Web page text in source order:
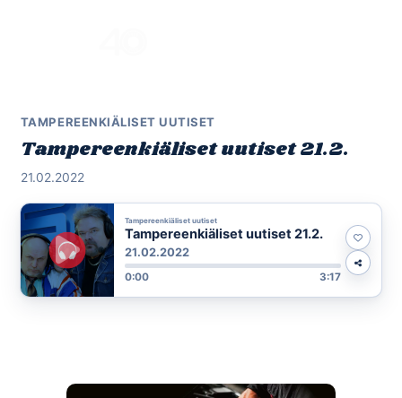
TAMPEREENKIÄLISET UUTISET
Tampereenkiäliset uutiset 21.2.
21.02.2022
Tampereenkiäliset uutiset
Tampereenkiäliset uutiset 21.2.
21.02.2022
0:00 3:17